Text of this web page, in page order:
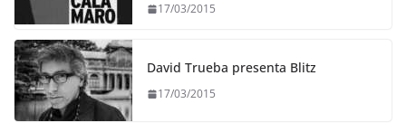
17/03/2015
David Trueba presenta Blitz
17/03/2015